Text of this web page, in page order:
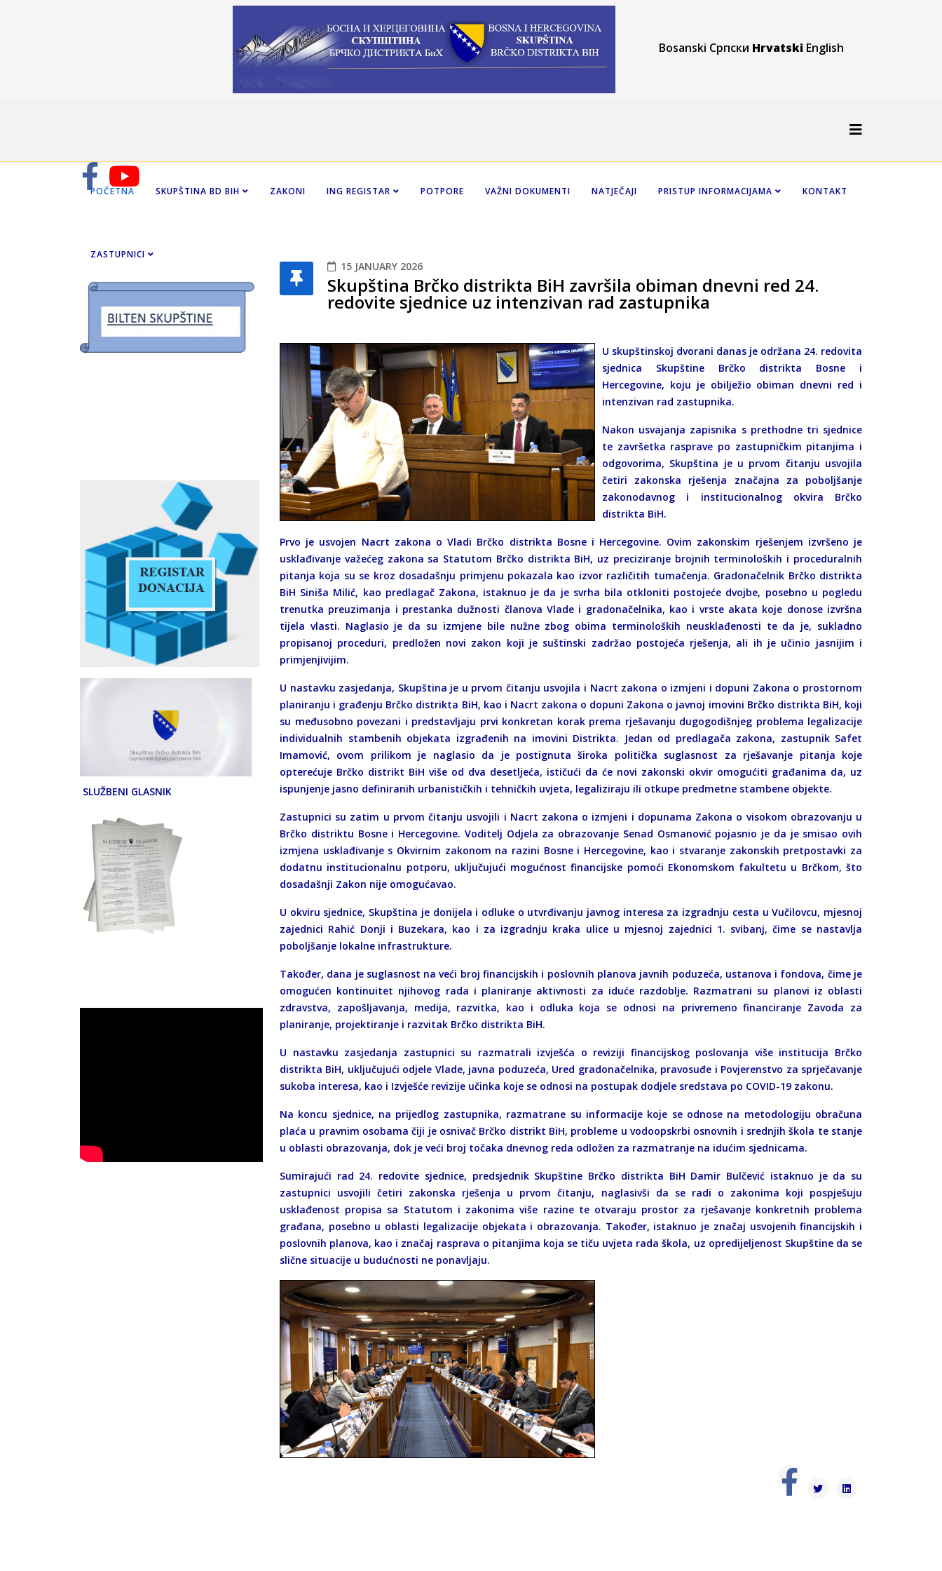
Bosanski Српски Hrvatski English
POČETNA SKUPŠTINA BD BIH ZAKONI ING REGISTAR POTPORE VAŽNI DOKUMENTI NATJEČAJI PRISTUP INFORMACIJAMA KONTAKT
ZASTUPNICI
SLUŽBENI GLASNIK
15 JANUARY 2026
Skupština Brčko distrikta BiH završila obiman dnevni red 24.
redovite sjednice uz intenzivan rad zastupnika
U skupštinskoj dvorani danas je održana 24. redovita
sjednica Skupštine Brčko distrikta Bosne i
Hercegovine, koju je obilježio obiman dnevni red i
intenzivan rad zastupnika.
Nakon usvajanja zapisnika s prethodne tri sjednice
te završetka rasprave po zastupničkim pitanjima i
odgovorima, Skupština je u prvom čitanju usvojila
četiri zakonska rješenja značajna za poboljšanje
zakonodavnog i institucionalnog okvira Brčko
distrikta BiH.
Prvo je usvojen Nacrt zakona o Vladi Brčko distrikta Bosne i Hercegovine. Ovim zakonskim rješenjem izvršeno je
usklađivanje važećeg zakona sa Statutom Brčko distrikta BiH, uz preciziranje brojnih terminoloških i proceduralnih
pitanja koja su se kroz dosadašnju primjenu pokazala kao izvor različitih tumačenja. Gradonačelnik Brčko distrikta
BiH Siniša Milić, kao predlagač Zakona, istaknuo je da je svrha bila otkloniti postojeće dvojbe, posebno u pogledu
trenutka preuzimanja i prestanka dužnosti članova Vlade i gradonačelnika, kao i vrste akata koje donose izvršna
tijela vlasti. Naglasio je da su izmjene bile nužne zbog obima terminoloških neusklađenosti te da je, sukladno
propisanoj proceduri, predložen novi zakon koji je suštinski zadržao postojeća rješenja, ali ih je učinio jasnijim i
primjenjivijim.
U nastavku zasjedanja, Skupština je u prvom čitanju usvojila i Nacrt zakona o izmjeni i dopuni Zakona o prostornom
planiranju i građenju Brčko distrikta BiH, kao i Nacrt zakona o dopuni Zakona o javnoj imovini Brčko distrikta BiH, koji
su međusobno povezani i predstavljaju prvi konkretan korak prema rješavanju dugogodišnjeg problema legalizacije
individualnih stambenih objekata izgrađenih na imovini Distrikta. Jedan od predlagača zakona, zastupnik Safet
Imamović, ovom prilikom je naglasio da je postignuta široka politička suglasnost za rješavanje pitanja koje
opterećuje Brčko distrikt BiH više od dva desetljeća, ističući da će novi zakonski okvir omogućiti građanima da, uz
ispunjenje jasno definiranih urbanističkih i tehničkih uvjeta, legaliziraju ili otkupe predmetne stambene objekte.
Zastupnici su zatim u prvom čitanju usvojili i Nacrt zakona o izmjeni i dopunama Zakona o visokom obrazovanju u
Brčko distriktu Bosne i Hercegovine. Voditelj Odjela za obrazovanje Senad Osmanović pojasnio je da je smisao ovih
izmjena usklađivanje s Okvirnim zakonom na razini Bosne i Hercegovine, kao i stvaranje zakonskih pretpostavki za
dodatnu institucionalnu potporu, uključujući mogućnost financijske pomoći Ekonomskom fakultetu u Brčkom, što
dosadašnji Zakon nije omogućavao.
U okviru sjednice, Skupština je donijela i odluke o utvrđivanju javnog interesa za izgradnju cesta u Vučilovcu, mjesnoj
zajednici Rahić Donji i Buzekara, kao i za izgradnju kraka ulice u mjesnoj zajednici 1. svibanj, čime se nastavlja
poboljšanje lokalne infrastrukture.
Također, dana je suglasnost na veći broj financijskih i poslovnih planova javnih poduzeća, ustanova i fondova, čime je
omogućen kontinuitet njihovog rada i planiranje aktivnosti za iduće razdoblje. Razmatrani su planovi iz oblasti
zdravstva, zapošljavanja, medija, razvitka, kao i odluka koja se odnosi na privremeno financiranje Zavoda za
planiranje, projektiranje i razvitak Brčko distrikta BiH.
U nastavku zasjedanja zastupnici su razmatrali izvješća o reviziji financijskog poslovanja više institucija Brčko
distrikta BiH, uključujući odjele Vlade, javna poduzeća, Ured gradonačelnika, pravosuđe i Povjerenstvo za sprječavanje
sukoba interesa, kao i Izvješće revizije učinka koje se odnosi na postupak dodjele sredstava po COVID-19 zakonu.
Na koncu sjednice, na prijedlog zastupnika, razmatrane su informacije koje se odnose na metodologiju obračuna
plaća u pravnim osobama čiji je osnivač Brčko distrikt BiH, probleme u vodoopskrbi osnovnih i srednjih škola te stanje
u oblasti obrazovanja, dok je veći broj točaka dnevnog reda odložen za razmatranje na idućim sjednicama.
Sumirajući rad 24. redovite sjednice, predsjednik Skupštine Brčko distrikta BiH Damir Bulčević istaknuo je da su
zastupnici usvojili četiri zakonska rješenja u prvom čitanju, naglasivši da se radi o zakonima koji pospješuju
usklađenost propisa sa Statutom i zakonima više razine te otvaraju prostor za rješavanje konkretnih problema
građana, posebno u oblasti legalizacije objekata i obrazovanja. Također, istaknuo je značaj usvojenih financijskih i
poslovnih planova, kao i značaj rasprava o pitanjima koja se tiču uvjeta rada škola, uz opredijeljenost Skupštine da se
slične situacije u budućnosti ne ponavljaju.